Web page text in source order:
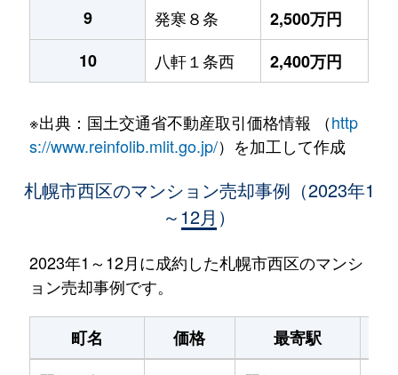
9
発寒８条
2,500万円
10
八軒１条西 2,400万円
※出典：国土交通省不動産取引価格情報 （http
s://www.reinfolib.mlit.go.jp/）を加工して作成
札幌市西区のマンション売却事例（2023年1
～12月）
2023年1～12月に成約した札幌市西区のマンシ
ョン売却事例です。
町名 価格 最寄駅